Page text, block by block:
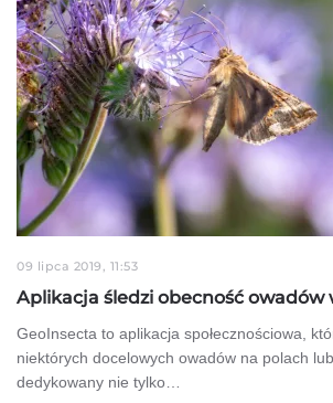
09 lipca 2019, 11:53
Aplikacja śledzi obecność owadów
GeoInsecta to aplikacja społecznościowa,
niektórych docelowych owadów na polach
dedykowany nie tylko…